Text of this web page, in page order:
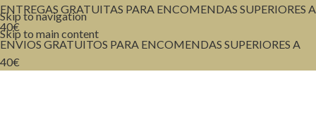
Skip to navigation
Skip to main content
ENTREGAS GRATUITAS PARA ENCOMENDAS SUPERIORES A
40€
ENVIOS GRATUITOS PARA ENCOMENDAS SUPERIORES A
40€